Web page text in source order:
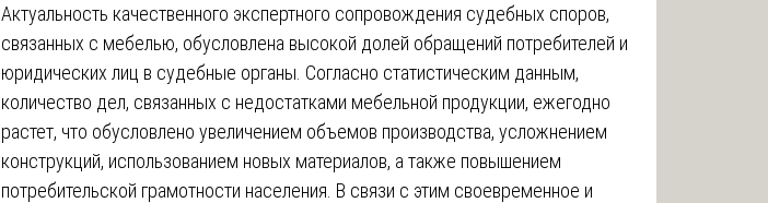
Актуальность качественного экспертного сопровождения судебных споров,
связанных с мебелью, обусловлена высокой долей обращений потребителей и
юридических лиц в судебные органы. Согласно статистическим данным,
количество дел, связанных с недостатками мебельной продукции, ежегодно
растет, что обусловлено увеличением объемов производства, усложнением
конструкций, использованием новых материалов, а также повышением
потребительской грамотности населения. В связи с этим своевременное и